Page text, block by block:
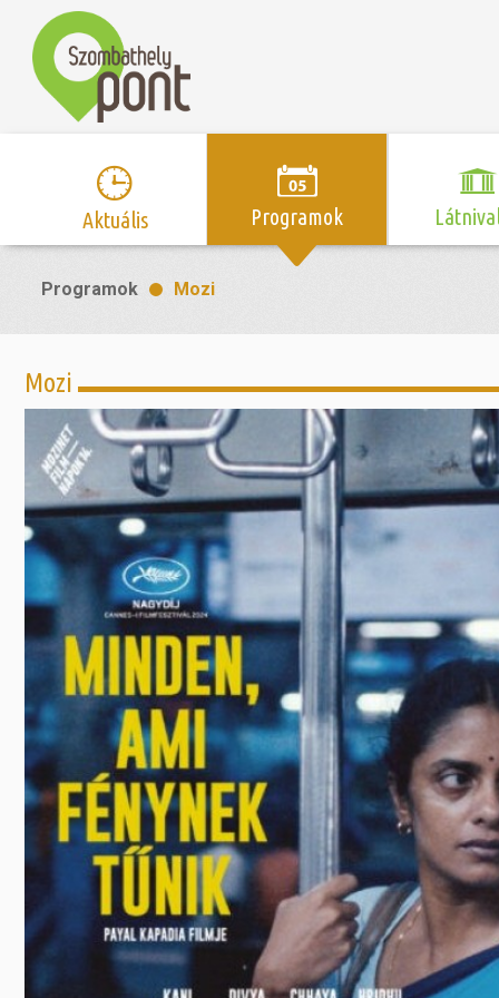
Aktuális Programok
Program naptár
Mozi
Színház/Tánc
Előadás/Kiállítás
Gyerekeknek
Buli/Disco
Kiemelt rendezvények
Tanfolyam, képzés
Tábor
Egyházi, vallási
Egyebek
Ünnepek,
megemlékezések
Megyei kitekintő
Szent
Zsidó
most
Fák
Víz
Összes
Hírek
Sport és
Egyéb
Programok Mozi
Mozi